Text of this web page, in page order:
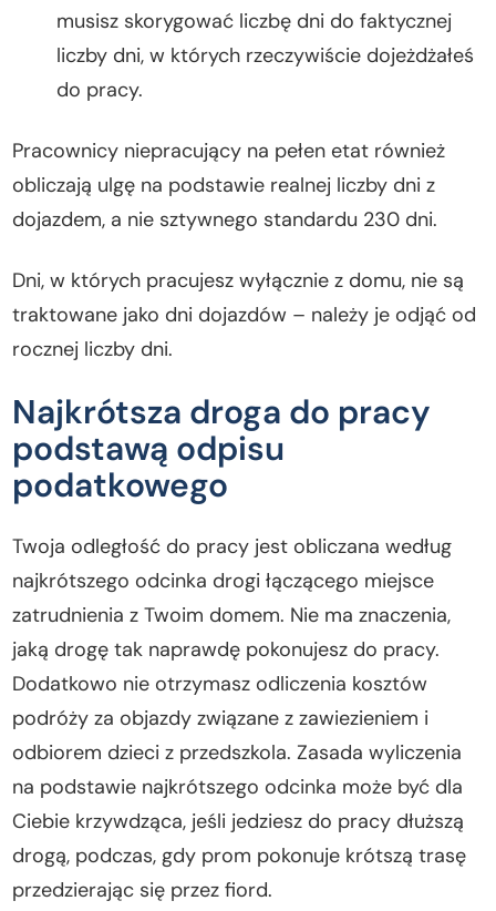
musisz skorygować liczbę dni do faktycznej
liczby dni, w których rzeczywiście dojeżdżałeś
do pracy.
Pracownicy niepracujący na pełen etat również
obliczają ulgę na podstawie realnej liczby dni z
dojazdem, a nie sztywnego standardu 230 dni.
Dni, w których pracujesz wyłącznie z domu, nie są
traktowane jako dni dojazdów – należy je odjąć od
rocznej liczby dni.
Najkrótsza droga do pracy
podstawą odpisu
podatkowego
Twoja odległość do pracy jest obliczana według
najkrótszego odcinka drogi łączącego miejsce
zatrudnienia z Twoim domem. Nie ma znaczenia,
jaką drogę tak naprawdę pokonujesz do pracy.
Dodatkowo nie otrzymasz odliczenia kosztów
podróży za objazdy związane z zawiezieniem i
odbiorem dzieci z przedszkola. Zasada wyliczenia
na podstawie najkrótszego odcinka może być dla
Ciebie krzywdząca, jeśli jedziesz do pracy dłuższą
drogą, podczas, gdy prom pokonuje krótszą trasę
przedzierając się przez fiord.